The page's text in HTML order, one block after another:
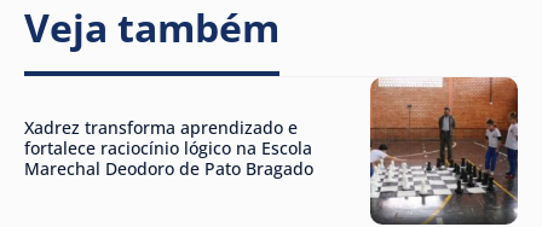
Veja também
Xadrez transforma aprendizado e
fortalece raciocínio lógico na Escola
Marechal Deodoro de Pato Bragado